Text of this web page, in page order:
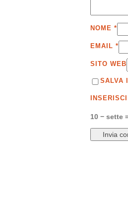
NOME *
EMAIL *
SITO WEB
SALVA
10 − sette